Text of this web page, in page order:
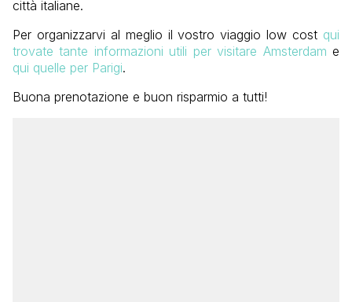
città italiane.
Per organizzarvi al meglio il vostro viaggio low cost qui
trovate tante informazioni utili per visitare Amsterdam e
qui quelle per Parigi.
Buona prenotazione e buon risparmio a tutti!